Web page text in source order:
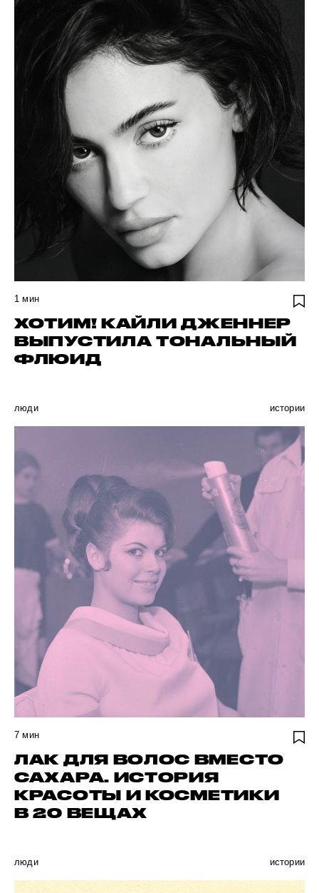
1 мин
ХОТИМ! КАЙЛИ ДЖЕННЕР
ВЫПУСТИЛА ТОНАЛЬНЫЙ
ФЛЮИД
люди истории
7 мин
ЛАК ДЛЯ ВОЛОС ВМЕСТО
САХАРА. ИСТОРИЯ
КРАСОТЫ И КОСМЕТИКИ
В 20 ВЕЩАХ
люди истории